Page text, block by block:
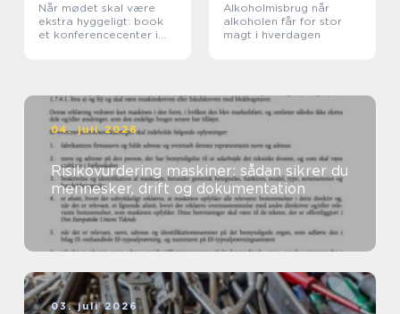
Når mødet skal være
ekstra hyggeligt: book
et konferencecenter i
Alkoholmisbrug når
alkoholen får for stor
magt i hverdagen
04. juli 2026
Risikovurdering maskiner: sådan sikrer du
mennesker, drift og dokumentation
03. juli 2026